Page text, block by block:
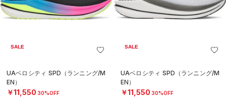
SALE
UAベロシティ SPD（ランニング/M
EN）
￥11,550 30%OFF
SALE
UAベロシティ SPD（ランニング/M
EN）
￥11,550 30%OFF